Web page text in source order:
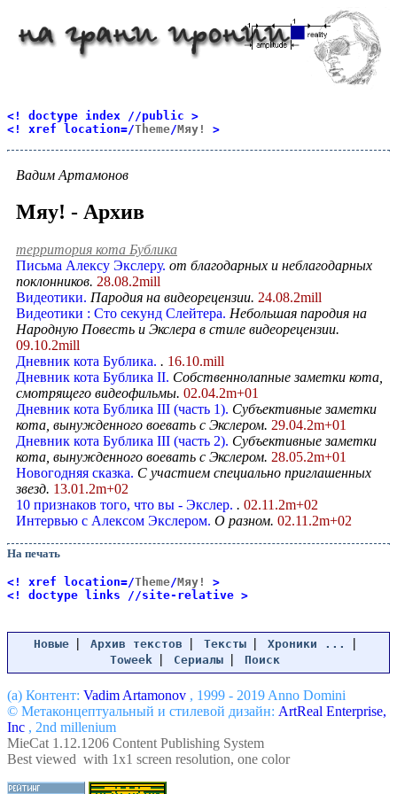
<! doctype index //public >
<! xref location=/Theme/Мяу! >
Вадим Артамонов
Мяу! - Архив
территория кота Бублика
Письма Алексу Экслеру. от благодарных и неблагодарных
поклонников. 28.08.2mill
Видеотики. Пародия на видеорецензии. 24.08.2mill
Видеотики : Сто секунд Слейтера. Небольшая пародия на
Народную Повесть и Экслера в стиле видеорецензии.
09.10.2mill
Дневник кота Бублика. . 16.10.mill
Дневник кота Бублика II. Собственнолапные заметки кота,
смотрящего видеофильмы. 02.04.2m+01
Дневник кота Бублика III (часть 1). Субъективные заметки
кота, вынужденного воевать с Экслером. 29.04.2m+01
Дневник кота Бублика III (часть 2). Субъективные заметки
кота, вынужденного воевать с Экслером. 28.05.2m+01
Новогодняя сказка. С участием специально приглашенных
звезд. 13.01.2m+02
10 признаков того, что вы - Экслер. . 02.11.2m+02
Интервью с Алексом Экслером. О разном. 02.11.2m+02
На печать
<! xref location=/Theme/Мяу!
>
<! doctype links //site-relative >
Новые | Архив текстов | Тексты | Хроники ... |
Toweek | Сериалы | Поиск
(a) Контент: Vadim Artamonov , 1999 - 2019 Anno Domini
© Метаконцептуальный и стилевой дизайн: ArtReal Enterprise,
Inc , 2nd millenium
MieCat 1.12.1206 Content Publishing System
Best viewed with 1x1 screen resolution, one color